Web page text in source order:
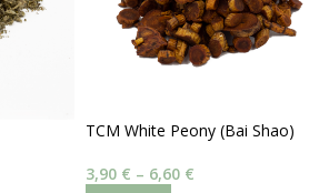
TCM White Peony (Bai Shao)
3,90 € – 6,60 €